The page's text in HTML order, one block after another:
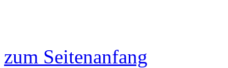
zum Seitenanfang